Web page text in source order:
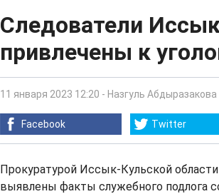
Следователи
привлечены к
11 января 2023 12:20 - Назгуль Абдыразакова
Facebook Twitter
Прокуратурой Иссык-Кульской
выявлены факты служебного подлога